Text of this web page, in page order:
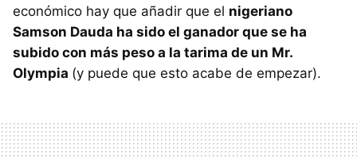
económico hay que añadir que el nigeriano
Samson Dauda ha sido el ganador que se ha
subido con más peso a la tarima de un Mr.
Olympia (y puede que esto acabe de empezar).